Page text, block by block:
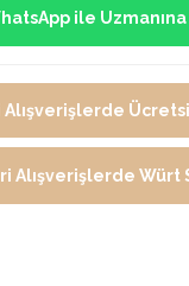
ile Uzmanına
Alışverişlerde Würt